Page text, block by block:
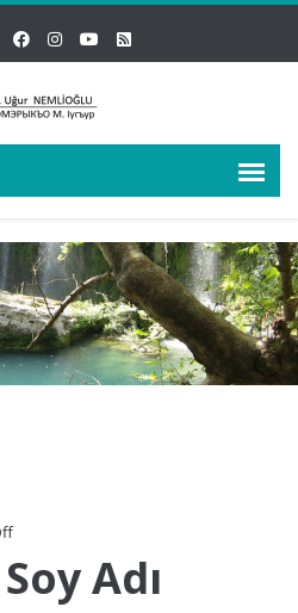
on
Soy
Adı